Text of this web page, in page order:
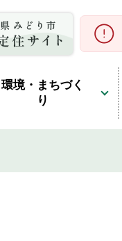
環境・まちづく
り